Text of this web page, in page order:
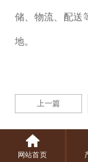
储、物流、配送
地。
来
上一篇
网站首页